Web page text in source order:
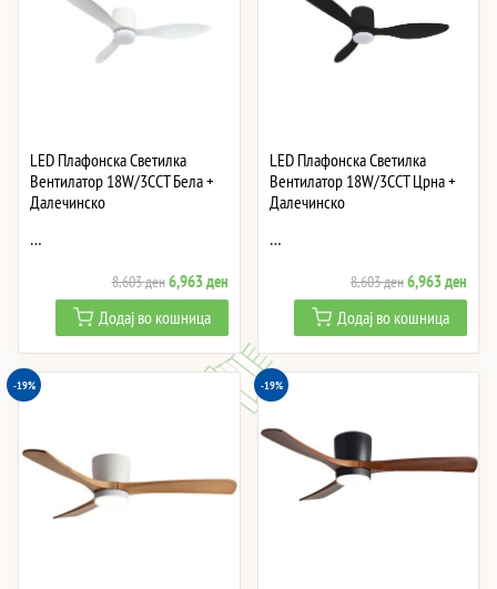
LED Плафонска Светилка
Вентилатор 18W/3CCT Бела +
Далечинско
…
8,603денOriginal
price
was:
8,603 ден.
6,963денCurrent
price
is:
6,963 ден.
Додај во кошница
LED Плафонска Светилка
Вентилатор 18W/3CCT Црна +
Далечинско
…
8,603денOriginal
price
was:
8,603 ден.
6,963ден
price
is:
Додај во кошница
-19% -19%